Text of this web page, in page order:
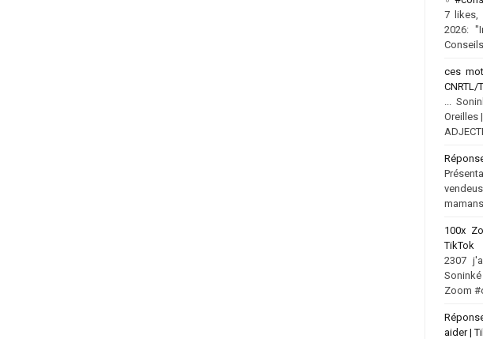
7 likes,
2026:
ces
CNRTL/
...
Oreilles
100x
TikTok
2307
Zoom
aider |